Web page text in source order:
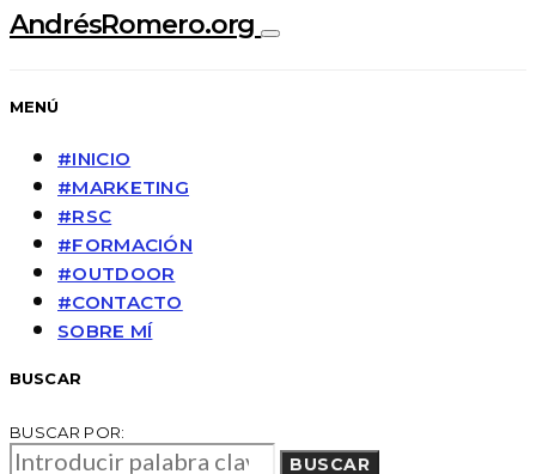
AndrésRomero.org
MENÚ
#INICIO
#MARKETING
#RSC
#FORMACIÓN
#OUTDOOR
#CONTACTO
SOBRE MÍ
BUSCAR
BUSCAR POR:
BUSCAR